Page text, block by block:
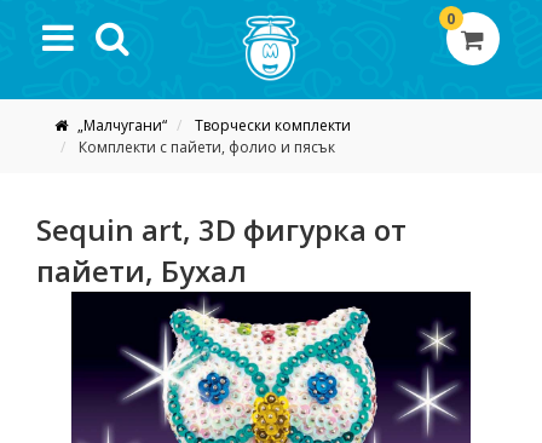
0
„Малчугани“
Творчески комплекти
Комплекти с пайети, фолио и пясък
Sequin art, 3D фигурка от
пайети, Бухал